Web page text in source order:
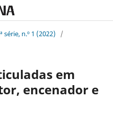
série, n.º 1 (2022)
/
em
encenador e